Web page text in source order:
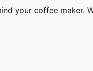
your coffee maker.